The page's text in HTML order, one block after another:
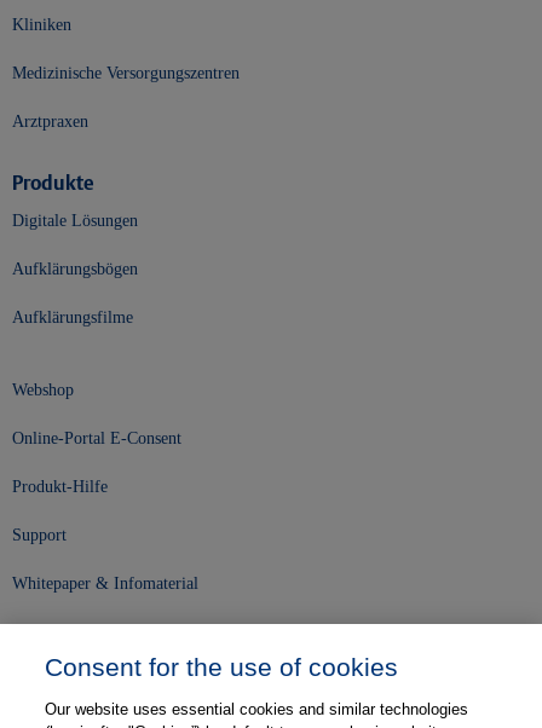
Kliniken
Medizinische Versorgungszentren
Arztpraxen
Produkte
Digitale Lösungen
Aufklärungsbögen
Aufklärungsfilme
Webshop
Online-Portal E-Consent
Produkt-Hilfe
Support
Whitepaper & Infomaterial
Consent for the use of cookies
Our website uses essential cookies and similar technologies